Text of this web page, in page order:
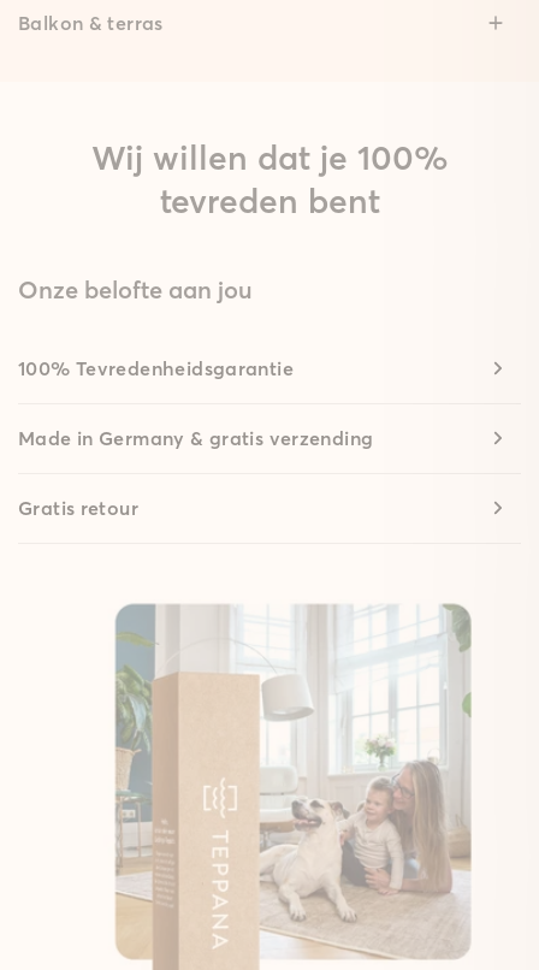
Balkon & terras
Wij willen dat je 100%
tevreden bent
Onze belofte aan jou
100% Tevredenheidsgarantie
Made in Germany & gratis verzending
Gratis retour